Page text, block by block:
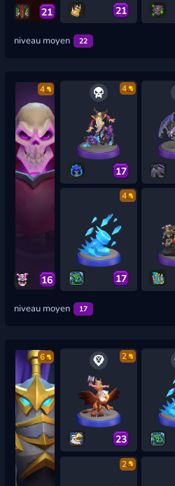
21 21
niveau moyen 22
4
16
4
17
4
17
niveau moyen 17
6 2
23
2